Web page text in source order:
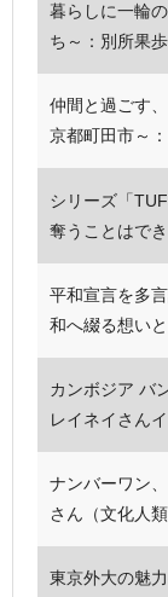
暮らしに一輪
ち～：別所果
仲間と過ごす
京都町田市～
シリーズ「
奪うことはで
平和宣言を多
和へ綴る想い
カンボジア バ
レイネイさん
ナンバーワン
さん（文化人
東京外大の魅